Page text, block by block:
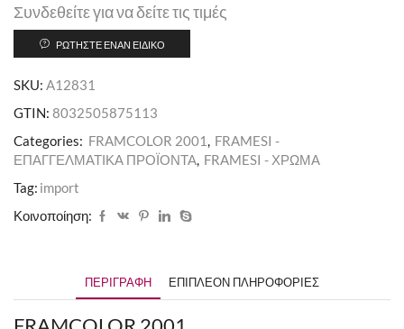
Συνδεθείτε για να δείτε τις τιμές
ΡΩΤΉΣΤΕ ΈΝΑΝ ΕΙΔΙΚΌ
SKU: A12831
GTIN: 8032505875113
Categories: FRAMCOLOR 2001, FRAMESI -
ΕΠΑΓΓΕΛΜΑΤΙΚΑ ΠΡΟΪΟΝΤΑ, FRAMESI - ΧΡΩΜΑ
Tag: import
Κοινοποίηση:
ΠΕΡΙΓΡΑΦΉ ΕΠΙΠΛΈΟΝ ΠΛΗΡΟΦΟΡΊΕΣ